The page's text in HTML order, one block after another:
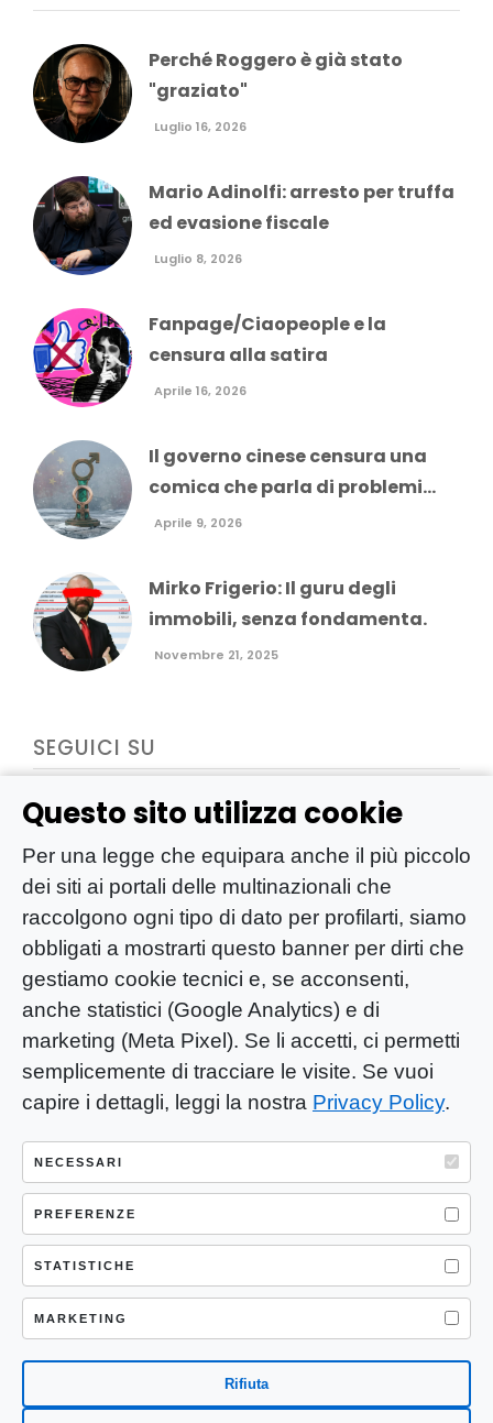
Questo sito utilizza cookie
Per una legge che equipara anche il più piccolo
dei siti ai portali delle multinazionali che
raccolgono ogni tipo di dato per profilarti, siamo
obbligati a mostrarti questo banner per dirti che
gestiamo cookie tecnici e, se acconsenti,
anche statistici (Google Analytics) e di
marketing (Meta Pixel). Se li accetti, ci permetti
semplicemente di tracciare le visite. Se vuoi
capire i dettagli, leggi la nostra Privacy Policy.
NECESSARI
PREFERENZE
STATISTICHE
MARKETING
Rifiuta
Perché Roggero è già stato
"graziato"
Luglio 16, 2026
Mario Adinolfi: arresto per truffa
ed evasione fiscale
Luglio 8, 2026
Fanpage/Ciaopeople e la
censura alla satira
Aprile 16, 2026
Il governo cinese censura una
comica che parla di problemi...
Aprile 9, 2026
Mirko Frigerio: Il guru degli
immobili, senza fondamenta.
Novembre 21, 2025
SEGUICI SU
YOU-ng Slow Journalism è una testata
giornalistica di proprietà di Mastino S.R.L.
Registrazione presso Trib. Santa Maria
Capua Vetere (CE) n° 900 del 31/01/2025 |
ISSN 3103-4683
P.IVA: 04755530617
Sede Legale: CASERTA – VIA LORENZO MARIA
NERONI 11 CAP 81100